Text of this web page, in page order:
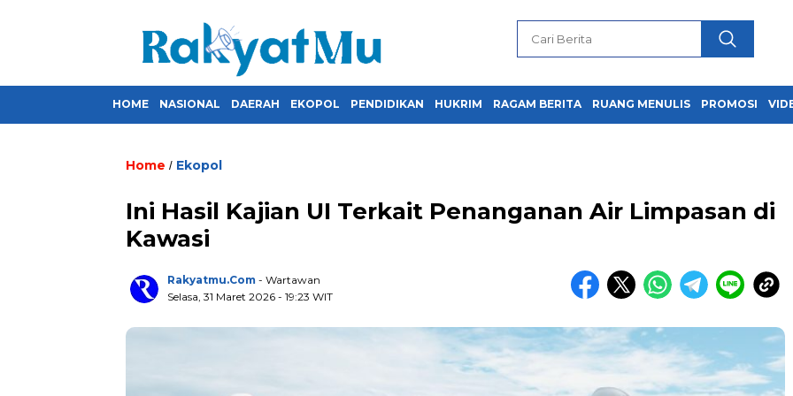
HOME NASIONAL DAERAH EKOPOL PENDIDIKAN HUKRIM RAGAM BERITA RUANG MENULIS PROMOSI
Home / Ekopol
Ini Hasil Kajian UI Terkait Penanganan Air Limpasan di
Kawasi
Rakyatmu.com - Wartawan
Selasa, 31 Maret 2026 - 19:23 WIT